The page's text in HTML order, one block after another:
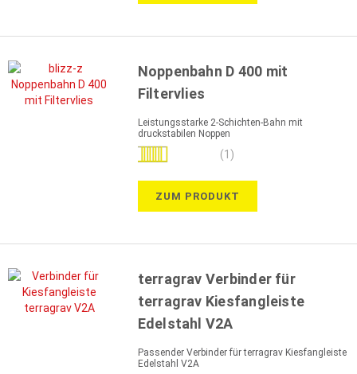
Noppenbahn D 400 mit
Filtervlies
Leistungsstarke 2-Schichten-Bahn mit
druckstabilen Noppen
Bewertung:
(1)
ZUM PRODUKT
terragrav Verbinder für
terragrav Kiesfangleiste
Edelstahl V2A
Passender Verbinder für terragrav Kiesfangleiste
Edelstahl V2A